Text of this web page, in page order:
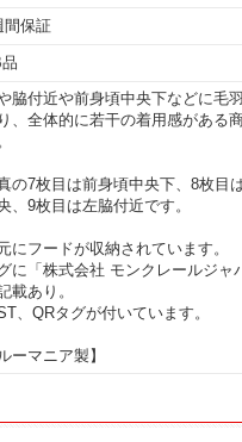
間保証
脇付近や前身頃中央下などに毛
、全体的に若干の着用感がある
の7枚目は前身頃中央下、8枚目
、9枚目は左脇付近です。
にフードが収納されています。
に「株式会社 モンクレールジャ
載あり。
、QRタグが付いています。
ルーマニア製】